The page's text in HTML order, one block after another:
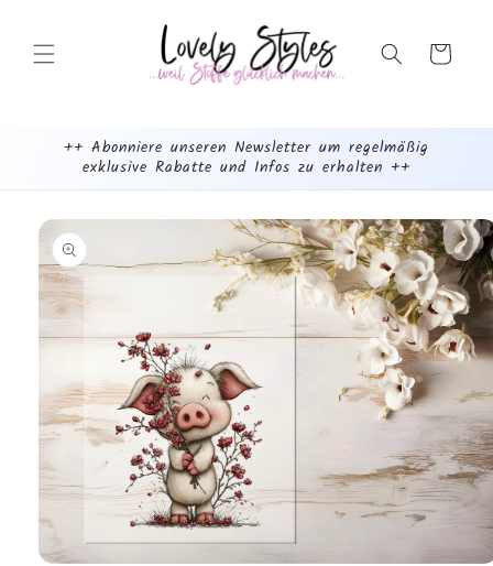
Inhalt Warenkorb
++ Abonniere unseren Newsletter um regelmäßig
exklusive Rabatte und Infos zu erhalten ++
mehr
dazu...